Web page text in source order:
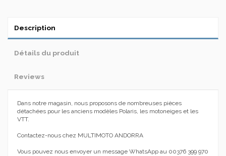
Description
Détails du produit
Reviews
Dans notre magasin, nous proposons de nombreuses pièces
détachées pour les anciens modèles Polaris, les motoneiges et les
VTT.
Contactez-nous chez MULTIMOTO ANDORRA
Vous pouvez nous envoyer un message WhatsApp au 00376 399 970